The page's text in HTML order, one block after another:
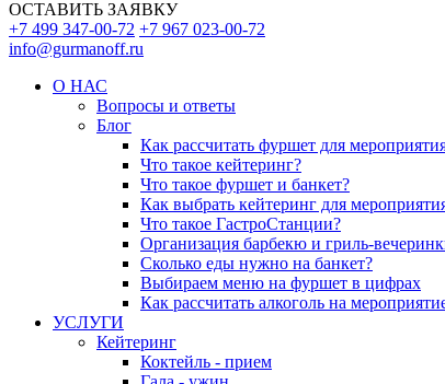
ОСТАВИТЬ ЗАЯВКУ
+7 499 347-00-72 +7 967 023-00-72
info@gurmanoff.ru
О НАС
Вопросы и ответы
Блог
Как рассчитать фуршет для
Что такое кейтеринг?
Что такое фуршет и банкет?
Как выбрать кейтеринг для
Что такое ГастроСтанции?
Организация барбекю и гриль-
Сколько еды нужно на банкет?
Выбираем меню на фуршет в цифрах
Как рассчитать алкоголь на
УСЛУГИ
Кейтеринг
Коктейль - прием